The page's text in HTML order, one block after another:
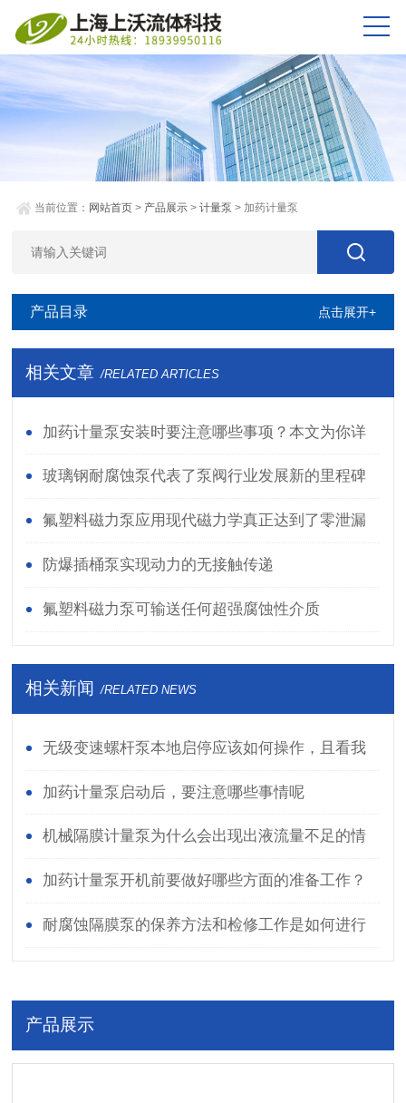
当前位置： 网站首页 > 产品展示 >计量泵 > 加药计量泵
产品目录 点击展开+
相关文章 /RELATED ARTICLES
加药计量泵安装时要注意哪些事项？本文为你详
细介绍
玻璃钢耐腐蚀泵代表了泵阀行业发展新的里程碑
氟塑料磁力泵应用现代磁力学真正达到了零泄漏
输送防爆插桶泵实现动力的无接触传递
氟塑料磁力泵可输送任何超强腐蚀性介质
相关新闻 /RELATED NEWS
无级变速螺杆泵本地启停应该如何操作，且看我
们总结的过程
加药计量泵启动后，要注意哪些事情呢
机械隔膜计量泵为什么会出现出液流量不足的情
况的呢？
加药计量泵开机前要做好哪些方面的准备工作？
耐腐蚀隔膜泵的保养方法和检修工作是如何进行
产品展示